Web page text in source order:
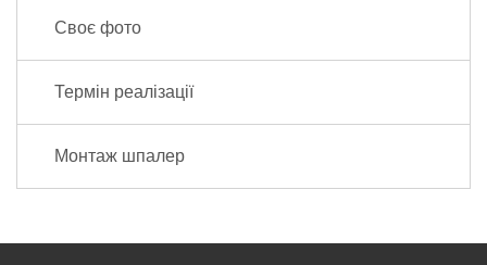
Своє фото
Термін реалізації
Монтаж шпалер